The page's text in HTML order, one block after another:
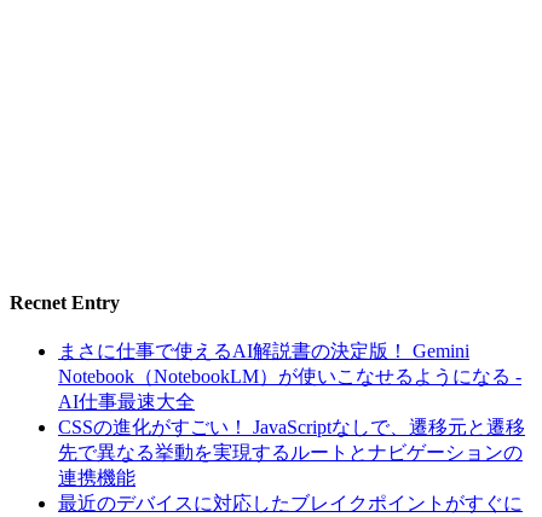
Recnet Entry
まさに仕事で使えるAI解説書の決定版！ Gemini
Notebook（NotebookLM）が使いこなせるようになる -
AI仕事最速大全
CSSの進化がすごい！ JavaScriptなしで、遷移元と遷移
先で異なる挙動を実現するルートとナビゲーションの
連携機能
最近のデバイスに対応したブレイクポイントがすぐに